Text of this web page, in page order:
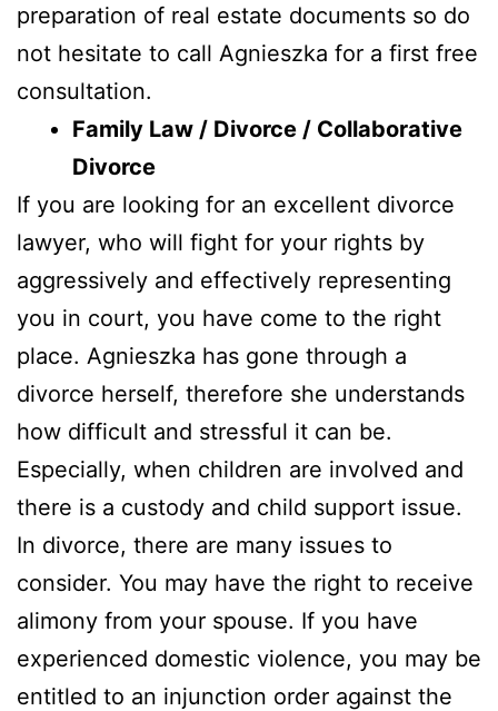
preparation of real estate documents so do
not hesitate to call Agnieszka for a first free
consultation.
Family Law / Divorce / Collaborative
Divorce
If you are looking for an excellent divorce
lawyer, who will fight for your rights by
aggressively and effectively representing
you in court, you have come to the right
place. Agnieszka has gone through a
divorce herself, therefore she understands
how difficult and stressful it can be.
Especially, when children are involved and
there is a custody and child support issue.
In divorce, there are many issues to
consider. You may have the right to receive
alimony from your spouse. If you have
experienced domestic violence, you may be
entitled to an injunction order against the